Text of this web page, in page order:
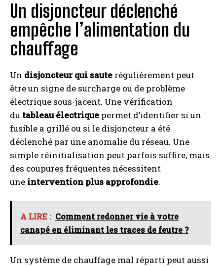
I WANT IN
I've read and accept the Privacy Policy
éliminant les traces de feutre ?
Un disjoncteur déclenché
empêche l’alimentation du
chauffage
Un disjoncteur qui saute régulièrement peut
être un signe de surcharge ou de problème
électrique sous-jacent. Une vérification
du tableau électrique permet d’identifier si un
fusible a grillé ou si le disjoncteur a été
déclenché par une anomalie du réseau. Une
simple réinitialisation peut parfois suffire, mais
des coupures fréquentes nécessitent
une intervention plus approfondie.
A LIRE : Comment redonner vie à votre
canapé en éliminant les traces de feutre ?
Un système de chauffage mal réparti peut aussi